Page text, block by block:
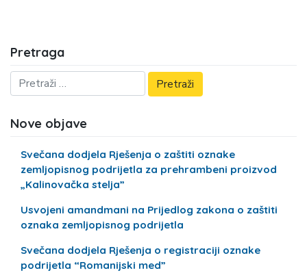
Pretraga
Nove objave
Svečana dodjela Rješenja o zaštiti oznake
zemljopisnog podrijetla za prehrambeni proizvod
„Kalinovačka stelja”
Usvojeni amandmani na Prijedlog zakona o zaštiti
oznaka zemljopisnog podrijetla
Svečana dodjela Rješenja o registraciji oznake
podrijetla “Romanijski med”